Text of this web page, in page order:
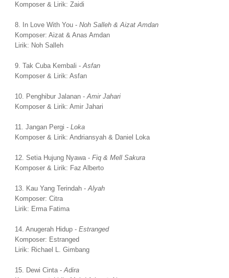
Komposer & Lirik: Zaidi
8. In Love With You - Noh Salleh & Aizat Amdan
Komposer: Aizat & Anas Amdan
Lirik: Noh Salleh
9. Tak Cuba Kembali -Asfan
Komposer & Lirik: Asfan
10. Penghibur Jalanan -Amir Jahari
Komposer & Lirik: Amir Jahari
11. Jangan Pergi - Loka
Komposer & Lirik: Andriansyah & Daniel Loka
12. Setia Hujung Nyawa - Fiq & Mell Sakura
Komposer & Lirik: Faz Alberto
13. Kau Yang Terindah -Alyah
Komposer: Citra
Lirik: Erma Fatima
14. Anugerah Hidup - Estranged
Komposer: Estranged
Lirik: Richael L. Gimbang
15. Dewi Cinta -Adira